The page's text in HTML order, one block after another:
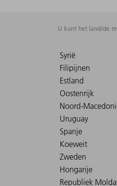
U kunt het land/de